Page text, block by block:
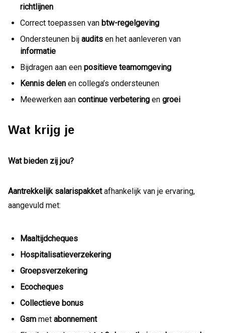
richtlijnen
Correct toepassen van btw-regelgeving
Ondersteunen bij audits en het aanleveren van
informatie
Bijdragen aan een positieve teamomgeving
Kennis delen en collega’s ondersteunen
Meewerken aan continue verbetering en groei
Wat krijg je
Wat bieden zij jou?
Aantrekkelijk salarispakketafhankelijk van je ervaring,
aangevuld met:
Maaltijdcheques
Hospitalisatieverzekering
Groepsverzekering
Ecocheques
Collectieve bonus
Gsm met abonnement